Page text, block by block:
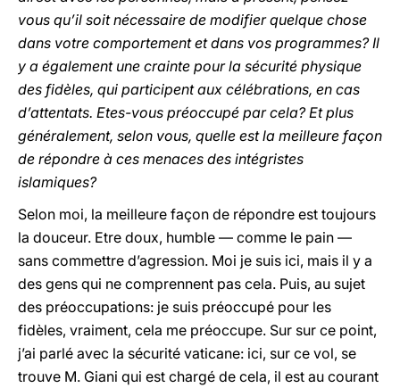
vous qu’il soit nécessaire de modifier quelque chose
dans votre comportement et dans vos programmes? Il
y a également une crainte pour la sécurité physique
des fidèles, qui participent aux célébrations, en cas
d’attentats. Etes-vous préoccupé par cela? Et plus
généralement, selon vous, quelle est la meilleure façon
de répondre à ces menaces des intégristes
islamiques?
Selon moi, la meilleure façon de répondre est toujours
la douceur. Etre doux, humble — comme le pain —
sans commettre d’agression. Moi je suis ici, mais il y a
des gens qui ne comprennent pas cela. Puis, au sujet
des préoccupations: je suis préoccupé pour les
fidèles, vraiment, cela me préoccupe. Sur sur ce point,
j’ai parlé avec la sécurité vaticane: ici, sur ce vol, se
trouve M. Giani qui est chargé de cela, il est au courant